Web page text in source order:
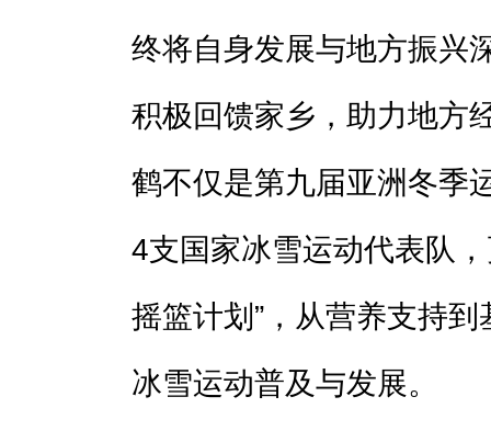
终将自身发展与地方振兴
积极回馈家乡，助力地方
鹤不仅是第九届亚洲冬季
4支国家冰雪运动代表队
摇篮计划”，从营养支持
冰雪运动普及与发展。